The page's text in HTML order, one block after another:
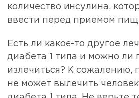
количество инсулина,
ввести перед приемом
Есть ли какое-то другое
диабета 1 типа и можно ли
излечиться? К сожалению,
не может вылечить